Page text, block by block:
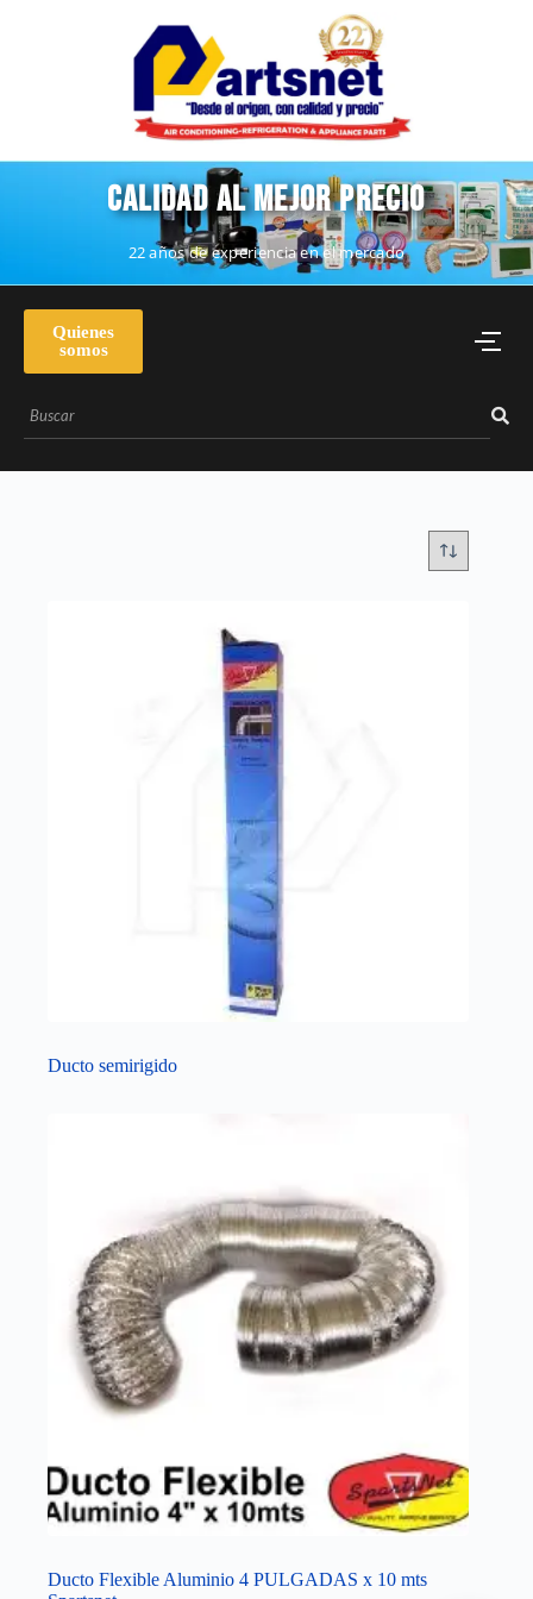
CALIDAD AL MEJOR PRECIO
22 años de experiencia en el mercado
Quienes
somos
Ducto semirigido
Ducto Flexible Aluminio 4 PULGADAS x 10 mts